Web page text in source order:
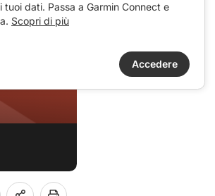
dati. Passa a Garmin Connect e
Scopri di più
Accedere